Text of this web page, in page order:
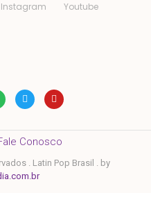
Instagram Youtube
Conosco
. Latin Pop Brasil . by